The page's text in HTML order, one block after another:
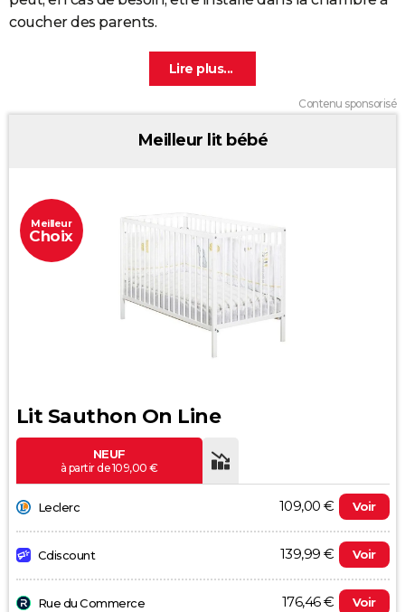
coucher des parents.
Contenu sponsorisé
Meilleur lit bébé
Meilleur
Choix
Lit Sauthon On Line
NEUF
à partir de 109,00 €
Leclerc 109,00 € Voir
Cdiscount 139,99 € Voir
Rue du Commerce 176,46 € Voir